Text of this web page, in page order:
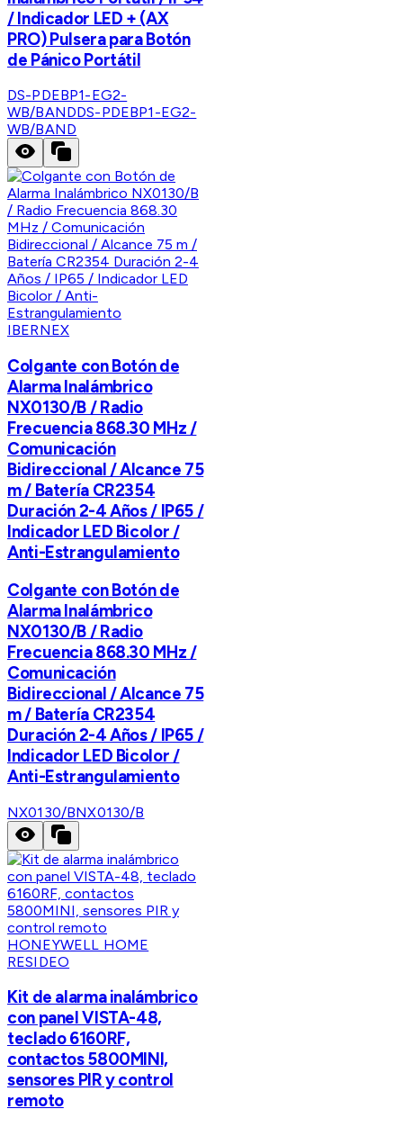
/ Indicador LED + (AX
PRO) Pulsera para Botón
de Pánico Portátil
DS-PDEBP1-EG2-
WB/BANDDS-PDEBP1-EG2-
WB/BAND
IBERNEX
Colgante con Botón de
Alarma Inalámbrico
NX0130/B / Radio
Frecuencia 868.30 MHz /
Comunicación
Bidireccional / Alcance 75
m / Batería CR2354
Duración 2-4 Años / IP65 /
Indicador LED Bicolor /
Anti-Estrangulamiento
Colgante con Botón de
Alarma Inalámbrico
NX0130/B / Radio
Frecuencia 868.30 MHz /
Comunicación
Bidireccional / Alcance 75
m / Batería CR2354
Duración 2-4 Años / IP65 /
Indicador LED Bicolor /
Anti-Estrangulamiento
NX0130/BNX0130/B
HONEYWELL HOME
RESIDEO
Kit de alarma inalámbrico
con panel VISTA-48,
teclado 6160RF,
contactos 5800MINI,
sensores PIR y control
remoto